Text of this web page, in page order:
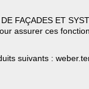
FAÇADES ET
assurer ces
suivants :